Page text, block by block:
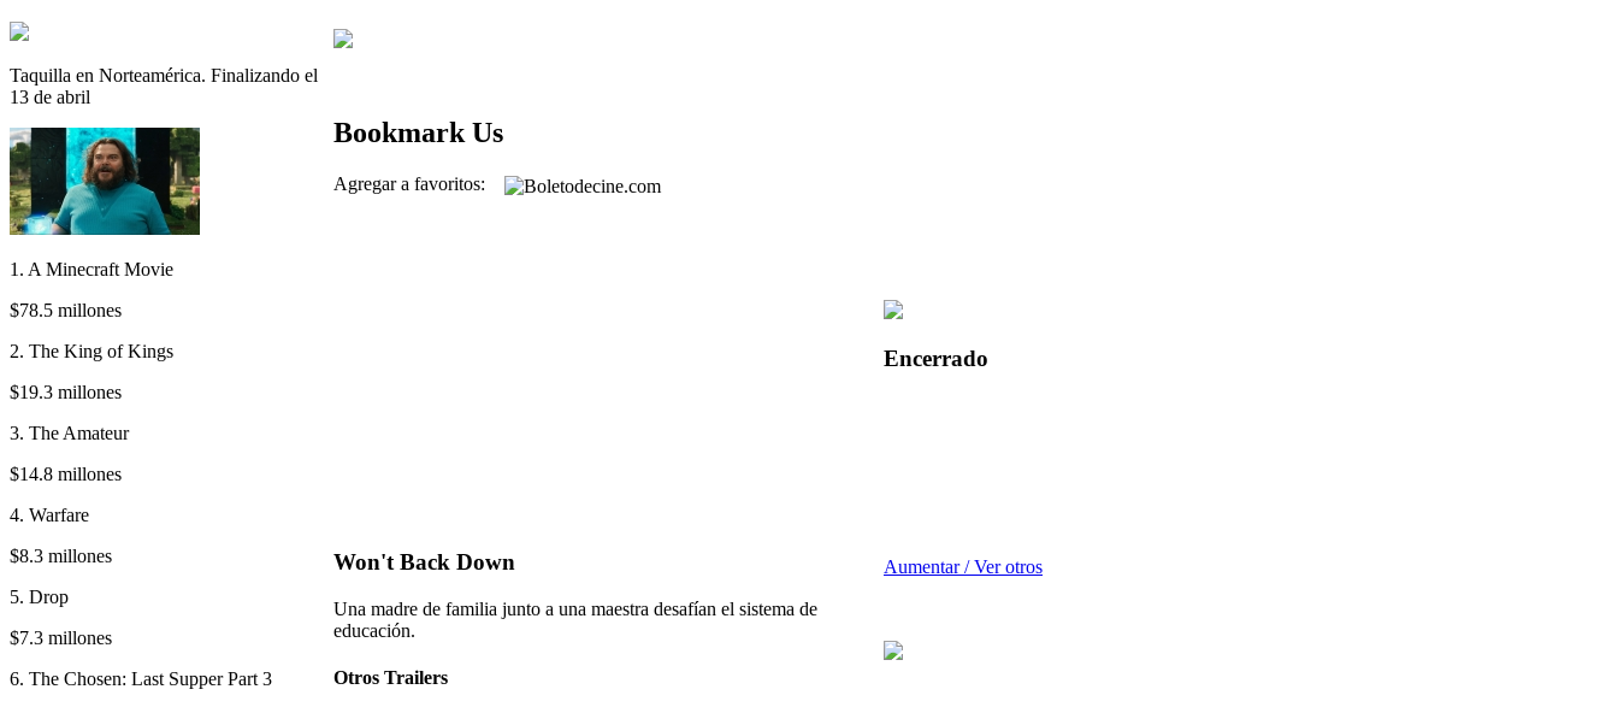
Taquilla en Norteamérica. Finalizando el
13 de abril
1. A Minecraft Movie
$78.5 millones
2. The King of Kings
$19.3 millones
3. The Amateur
$14.8 millones
4. Warfare
$8.3 millones
5. Drop
$7.3 millones
6. The Chosen: Last Supper Part 3
Bookmark Us
Agregar a favoritos:
Won't Back Down
Una madre de familia junto a una maestra desafían el sistema de
educación.
Otros Trailers
Encerrado
Aumentar / Ver otros